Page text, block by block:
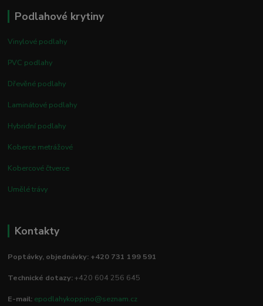
Podlahové krytiny
Vinylové podlahy
PVC podlahy
Dřevěné podlahy
Laminátové podlahy
Hybridní podlahy
Koberce metrážové
Kobercové čtverce
Umělé trávy
Kontakty
Poptávky, objednávky: +420 731 199 591
Technické dotazy:+420 604 256 645
E-mail: epodlahykoppino@seznam.cz